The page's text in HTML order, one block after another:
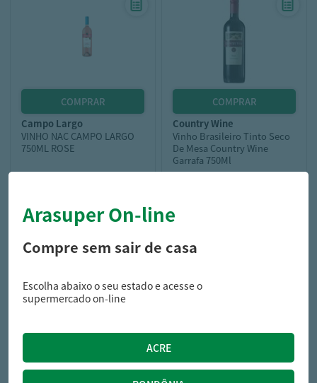
campo largo
VINHO NAC CAMPO LARGO
750ML ROSE
R$ 23,99
country wine
Vinho Brasileiro Tinto Seco
De Mesa Country Wine
Garrafa 750Ml
Arasuper On-line
Compre sem sair de casa
Escolha abaixo o seu estado e acesse o
supermercado on-line